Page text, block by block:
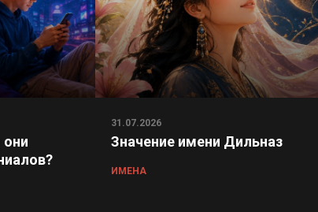
они
31.07.2026
Значение имени Дильназ
ИМЕНА